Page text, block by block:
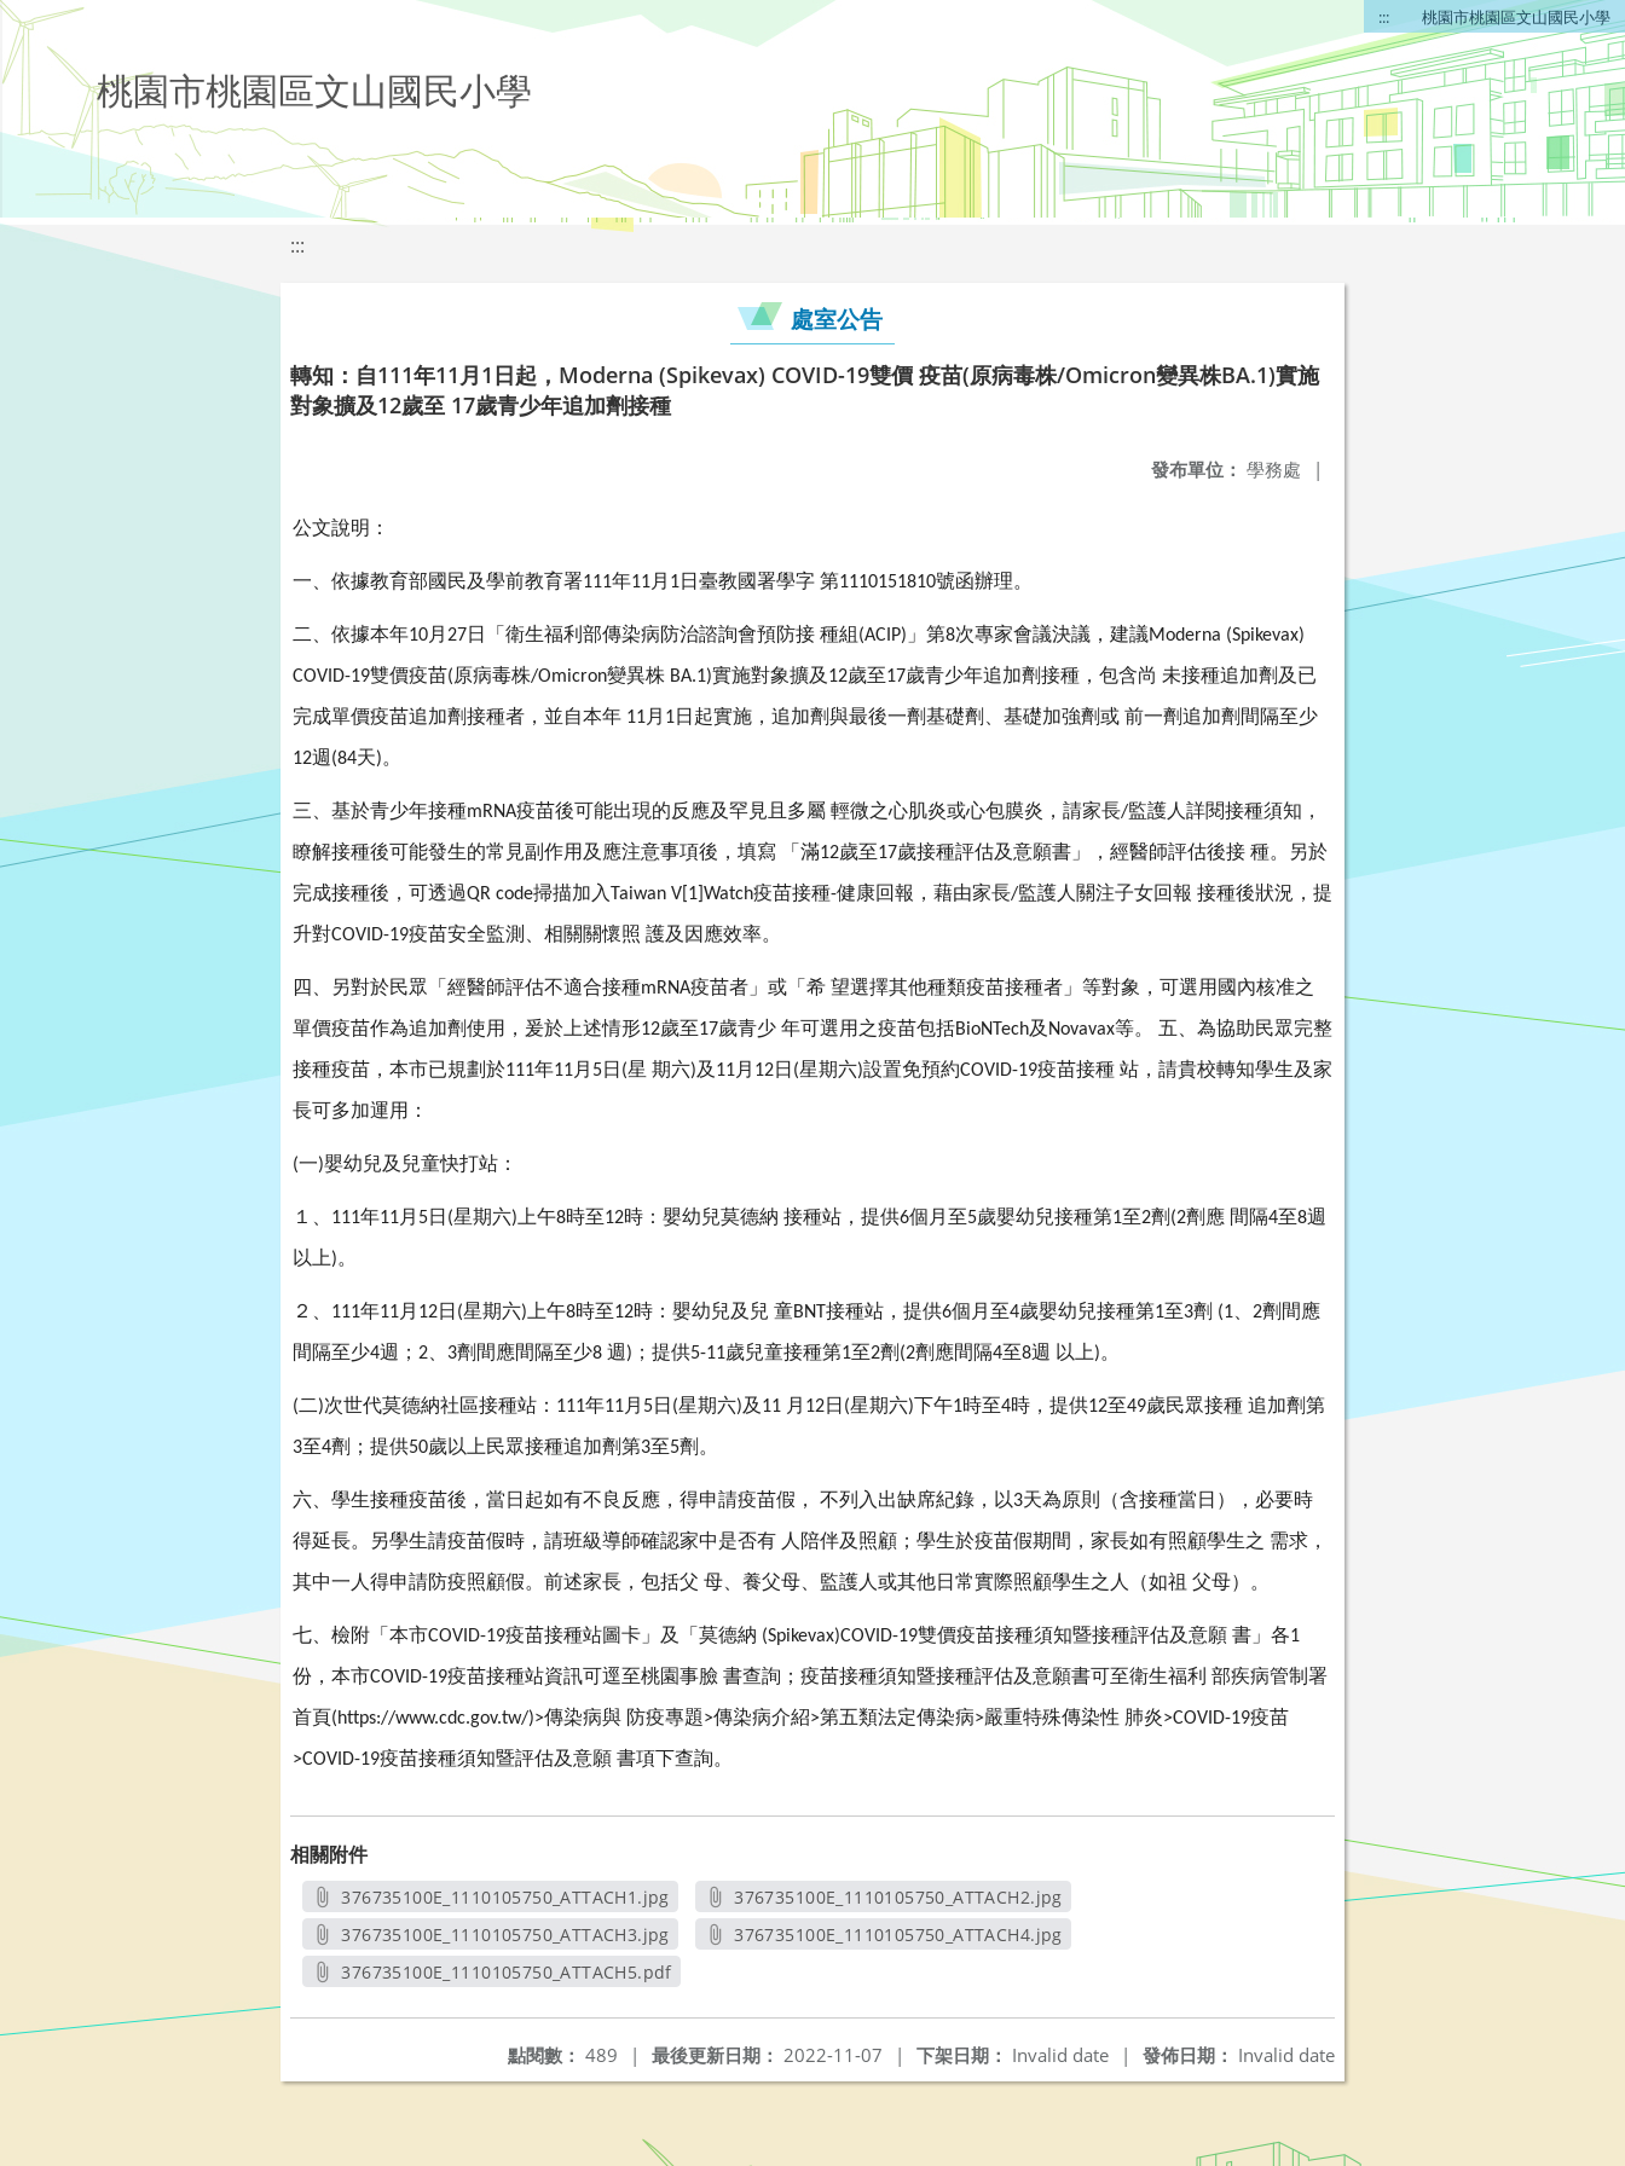
::: 桃園市桃園區文山國民小學
桃園市桃園區文山國民小學
:::
處室公告
轉知：自111年11月1日起，Moderna (Spikevax) COVID-19雙價 疫苗(原病毒株/Omicron變異株BA.1)實施
對象擴及12歲至 17歲青少年追加劑接種
發布單位： 學務處 |
公文說明：
一、依據教育部國民及學前教育署111年11月 1日臺教國署學字 第1110151810號函辦理。
二、依據本年10月 27日「衛生福利部傳染病防治諮詢會預防接 種組 (ACIP) 」第8次專家會議決議，建議Moderna (Spikevax)
COVID-19雙價疫苗(原病毒株/Omicron變異株 BA.1)實施對象擴及 12歲至17歲青少年追加劑接種，包含尚 未接種追加劑及已
完成單價疫苗追加劑接種者，並自本年 11月 1日起實施，追加劑與最後一劑基礎劑、基礎加強劑或 前一劑追加劑間隔至少
12週 (84天)。
三、基於青少年接種mRNA疫苗後可能出現的反應及罕見且多屬 輕微之心肌炎或心包膜炎，請家長/監護人詳閱接種須知，
瞭解接種後可能發生的常見副作用及應注意事項後，填寫
「滿12歲至17歲接種評估及意願書」，經醫師評估後接 種。另於
完成接種後，可透過QR code掃描加入 Taiwan V [1] Watch疫苗接種-健康回報，藉由家長/監護人關注子女回報 接種後狀況，提
升對COVID-19疫苗安全監測、相關關懷照 護及因應效率。
四、另對於民眾「經醫師評估不適合接種mRNA疫苗者」或「希 望選擇其他種類疫苗接種者」等對象，可選用國內核准之
單價疫苗作為追加劑使用，爰於上述情形12歲至17歲青少 年可選用之疫苗包括BioNTech及 Novavax等。
五、為協助民眾完整
接種疫苗，本市已規劃於111年11月 5日 (星 期六)及 11月 12日 (星期六)設置免預約COVID-19疫苗接種 站，請貴校轉知學生及家
長可多加運用：
(一)嬰幼兒及兒童快打站：
１、 111年11月 5日 (星期六) 上午8時至12時：嬰幼兒莫德納 接種站，提供6個月至5歲嬰幼兒接種第1至2劑 (2劑應 間隔4至8週
以上)。
２、 111年11月 12日 (星期六) 上午8時至12時：嬰幼兒及兒 童BNT接種站，提供6個月至4歲嬰幼兒接種第1至3劑 (1 2劑間應
間隔至少4週； 2 3劑間應間隔至少8 週 ) ；提供5-11歲兒童接種第1至2劑 (2劑應間隔4至8週 以上)。
(二)次世代莫德納社區接種站： 111年11月 5日 (星期六)及 11 月 12日 (星期六)下午1時至4時，提供12至49歲民眾接種 追加劑第
3至4劑；提供50歲以上民眾接種追加劑第3至5劑。
六、學生接種疫苗後，當日起如有不良反應，得申請疫苗假， 不列入出缺席紀錄，以3天為原則（含接種當日），必要時
得延長。另學生請疫苗假時，請班級導師確認家中是否有 人陪伴及照顧；學生於疫苗假期間，家長如有照顧學生之 需求，
其中一人得申請防疫照顧假。前述家長，包括父 母、養父母、監護人或其他日常實際照顧學生之人（如祖 父母）。
七、檢附「本市COVID-19疫苗接種站圖卡」及「莫德納 (Spikevax)COVID-19雙價疫苗接種須知暨接種評估及意願 書」各1
份，本市COVID-19疫苗接種站資訊可逕至桃園事臉 書查詢；疫苗接種須知暨接種評估及意願書可至衛生福利 部疾病管制署
首頁(https://www.cdc.gov.tw/)>傳染病與 防疫專題>傳染病介紹>第五類法定傳染病>嚴重特殊傳染性 肺炎>COVID-19疫苗
>COVID-19疫苗接種須知暨評估及意願 書項下查詢。
相關附件
376735100E_1110105750_ATTACH1.jpg
另開新視窗
376735100E_1110105750_ATTACH2.jpg
另開新視窗
376735100E_1110105750_ATTACH3.jpg
另開新視窗
376735100E_1110105750_ATTACH4.jpg
376735100E_1110105750_ATTACH5.pdf
發佈日期： Invalid date
下架日期： Invalid date |
最後更新日期： 2022-11-07 |
點閱數： 489 |